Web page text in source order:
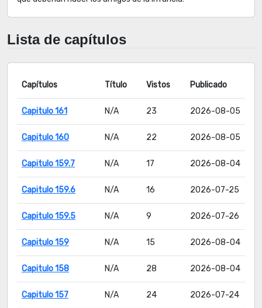
Lista de capítulos
Capítulos Título Vistos Publicado
Capitulo 161 N/A 23 2026-08-05
Capitulo 160 N/A 22 2026-08-05
Capitulo 159.7 N/A 17 2026-08-04
Capitulo 159.6 N/A 16 2026-07-25
Capitulo 159.5 N/A 9 2026-07-26
Capitulo 159 N/A 15 2026-08-04
Capitulo 158 N/A 28 2026-08-04
Capitulo 157 N/A 24 2026-07-24